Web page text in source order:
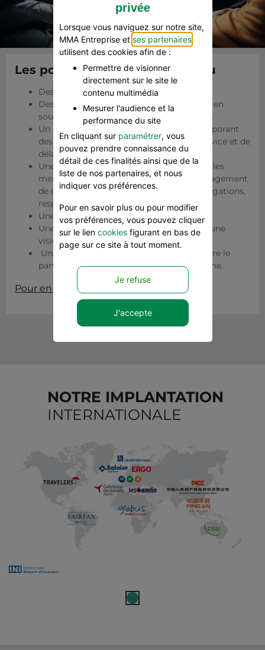
privée
Lorsque vous naviguez sur notre site,
MMA Entreprise et ses partenaires
utilisent des cookies afin de :
Permettre de visionner
directement sur le site le
contenu multimédia
Mesurer l'audience et la
performance du site
En cliquant sur paramétrer, vous
pouvez prendre connaissance du
détail de ces finalités ainsi que de la
liste de nos partenaires, et nous
indiquer vos préférences.
Pour en savoir plus ou pour modifier
vos préférences, vous pouvez cliquer
sur le lien cookies figurant en bas de
page sur ce site à tout moment.
Je refuse
J'accepte
Les points forts de notre réseau
Des solutions d’assurance sur-mesure.
Des connaissances et une expertise locale en
souscription, prévention et indemnisation.
Un contrat de prestation de services incorporant
des standards en termes de qualité de service et de
délais.
Une gestion de la qualité du service : tous les
membres du réseau INI sont liés par l’engagement
de qualité de service INI qui définit les obligations,
responsabilités, procédures et calendriers.
Une conformité réglementaire et fiscale.
Une transversalité des informations pour une
vision globale optimisée.
Une gestion des sinistres coordonnée entre le
partenaire local et l’assureur du programme.
Pour en savoir plus sur notre réseau INI
NOTRE IMPLANTATION
INTERNATIONALE